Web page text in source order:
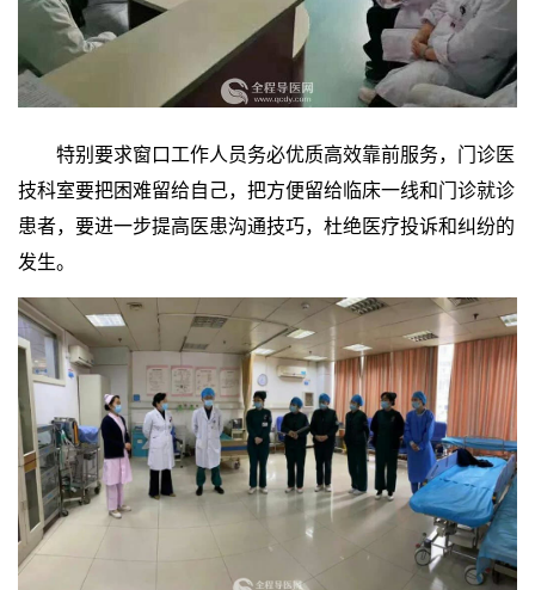
特别要求窗口工作人员务必优质高效靠前服务，门诊医
技科室要把困难留给自己，把方便留给临床一线和门诊就诊
患者，要进一步提高医患沟通技巧，杜绝医疗投诉和纠纷的
发生。